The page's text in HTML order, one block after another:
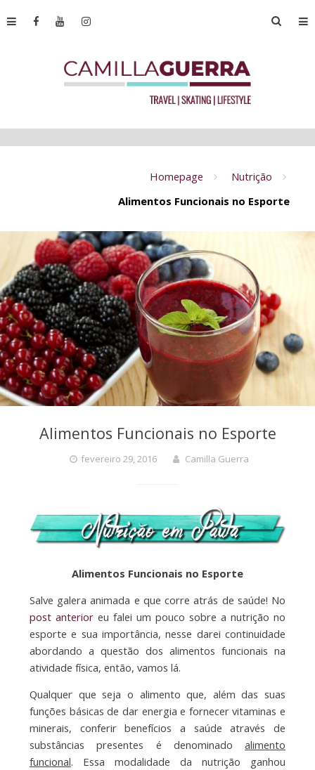
Homepage
Nutrição
Alimentos Funcionais no Esporte
Alimentos Funcionais no Esporte
fevereiro 29, 2016 Camilla Guerra
Alimentos Funcionais no Esporte
Salve galera animada e que corre atrás de saúde! No
post anterioreu falei um pouco sobre a nutrição no
esporte e sua importância, nesse darei continuidade
abordando a questão dos alimentos funcionais na
atividade física, então, vamos lá.
Qualquer que seja o alimento que, além das suas
funções básicas de dar energia e fornecer vitaminas e
minerais, conferir benefícios a saúde através de
substâncias presentes é denominadoalimento
funcional. Essa modalidade da nutrição ganhou